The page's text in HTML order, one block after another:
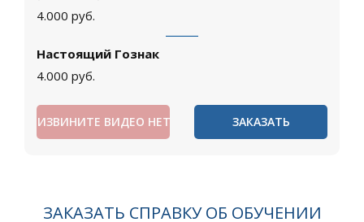
4.000 руб.
Настоящий Гознак
4.000 руб.
ИЗВИНИТЕ ВИДЕО НЕТ ЗАКАЗАТЬ
ЗАКАЗАТЬ СПРАВКУ ОБ ОБУЧЕНИИ